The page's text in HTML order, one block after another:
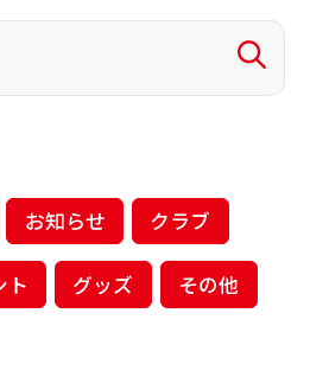
お知らせ クラブ
ト グッズ その他